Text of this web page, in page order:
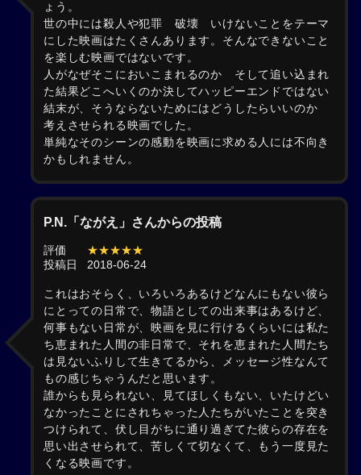
ょう。
世の中には殺人や犯罪 破壊 いけないことをテーマ
にした映画はたくさんあります。そんなできないこと
を楽しむ映画ではないです。
人がなぜそこにおいこまれるのか そして追い込まれ
た結果どこへいくのか決してハッピーエンドではない
結末が、そうならないためにはどうしたらいいのか
考えさせられる映画でした。
単純なそのシーンの感動を映画に求める人には不向き
かもしれません。
P.N.「ながえ」さんからの投稿
評価
★★★★★
投稿日
2018-06-24
これはおそらく、いろいろあるけどなんにもない彼ら
にとっての日常で、物語としての出来事はあるけど、
何事もない日常が、映画を見に行けるくらいには私た
ち恵まれた人間の非日常で、それを恵まれた人間たち
は見ないふりして生きてるから、メッセージ性なんて
もの感じちゃうんだと思います。
誰からも見られない、見てほしくもない、いたけどい
なかったことにされちゃった人たちがいたことを突き
つけられて、伏し目がちに通り過ぎてた彼らの存在を
思い出させられて、苦しくて切なくて、もう一度見た
くなる映画です。